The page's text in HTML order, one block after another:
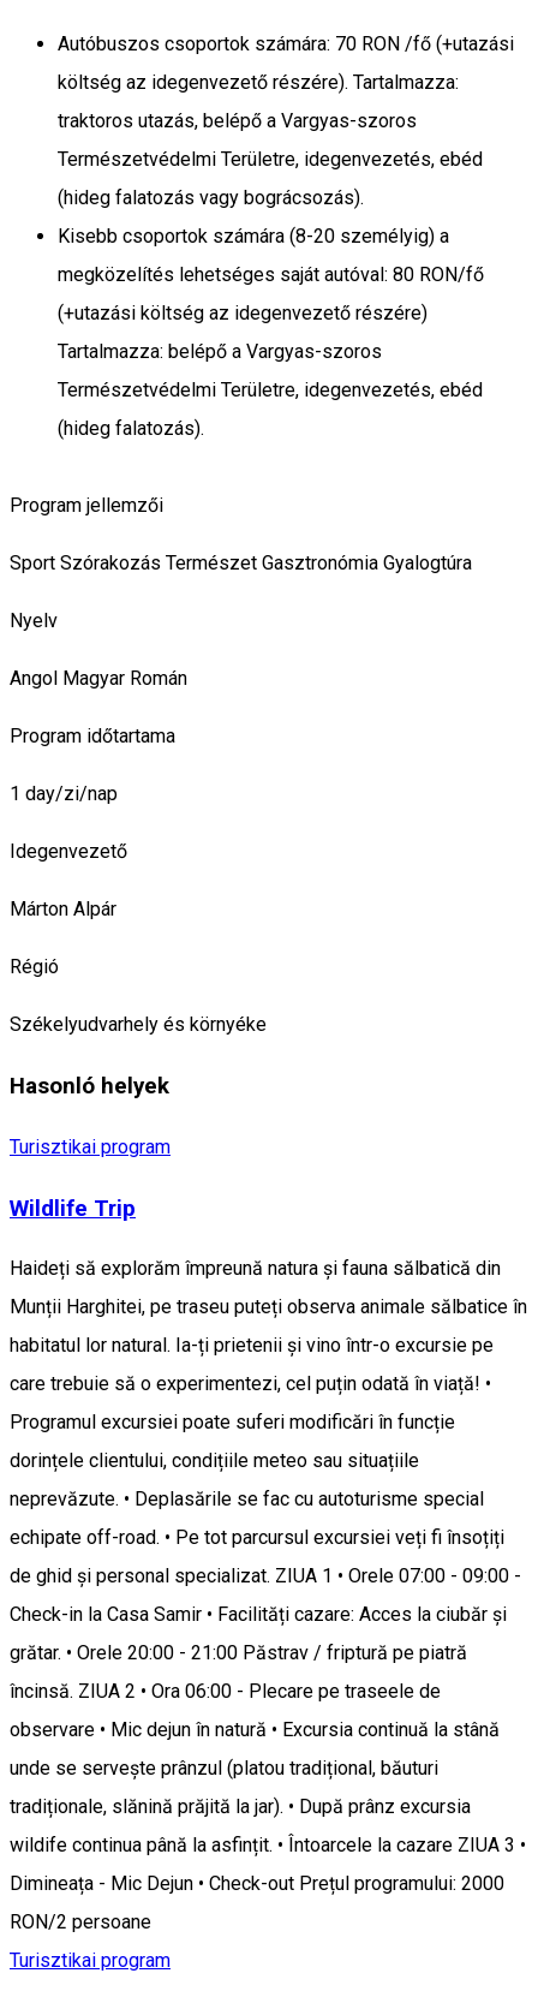
Autóbuszos csoportok számára: 70 RON /fő (+utazási
költség az idegenvezető részére). Tartalmazza:
traktoros utazás, belépő a Vargyas-szoros
Természetvédelmi Területre, idegenvezetés, ebéd
(hideg falatozás vagy bográcsozás).
Kisebb csoportok számára (8-20 személyig) a
megközelítés lehetséges saját autóval: 80 RON/fő
(+utazási költség az idegenvezető részére)
Tartalmazza: belépő a Vargyas-szoros
Természetvédelmi Területre, idegenvezetés, ebéd
(hideg falatozás).
Program jellemzői
Sport Szórakozás Természet Gasztronómia Gyalogtúra
Nyelv
Angol Magyar Román
Program időtartama
1 day/zi/nap
Idegenvezető
Márton Alpár
Régió
Székelyudvarhely és környéke
Hasonló helyek
Turisztikai program
Wildlife Trip
Haideți să explorăm împreună natura și fauna sălbatică din
Munții Harghitei, pe traseu puteți observa animale sălbatice în
habitatul lor natural. Ia-ți prietenii și vino într-o excursie pe
care trebuie să o experimentezi, cel puțin odată în viață! •
Programul excursiei poate suferi modificări în funcție
dorințele clientului, condițiile meteo sau situațiile
neprevăzute. • Deplasările se fac cu autoturisme special
echipate off-road. • Pe tot parcursul excursiei veți fi însoțiți
de ghid și personal specializat. ZIUA 1 • Orele 07:00 - 09:00 -
Check-in la Casa Samir • Facilități cazare: Acces la ciubăr și
grătar. • Orele 20:00 - 21:00 Păstrav / friptură pe piatră
încinsă. ZIUA 2 • Ora 06:00 - Plecare pe traseele de
observare • Mic dejun în natură • Excursia continuă la stână
unde se servește prânzul (platou tradițional, băuturi
tradiționale, slănină prăjită la jar). • După prânz excursia
wildife continua până la asfințit. • Întoarcele la cazare ZIUA 3 •
Dimineața - Mic Dejun • Check-out Prețul programului: 2000
RON/2 persoane
Turisztikai program